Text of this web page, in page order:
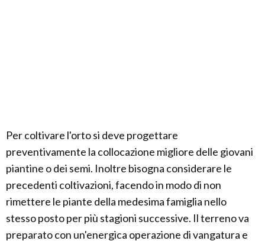
Per coltivare l'orto si deve progettare
preventivamente la collocazione migliore delle giovani
piantine o dei semi. Inoltre bisogna considerare le
precedenti coltivazioni, facendo in modo di non
rimettere le piante della medesima famiglia nello
stesso posto per più stagioni successive. Il terreno va
preparato con un'energica operazione di vangatura e